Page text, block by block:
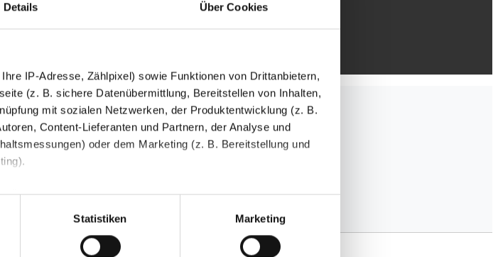
Details Über Cookies
IP-Adresse, Zählpixel) sowie Funktionen von Drittanbietern,
(z. B. sichere Datenübermittlung, Bereitstellen von Inhalten,
mit sozialen Netzwerken, der Produktentwicklung (z. B.
Content-Lieferanten und Partnern, der Analyse und
oder dem Marketing (z. B. Bereitstellung und
Über den Link "Cookies" am Seitenende können Sie mehr über
von Ihnen gewünschten Einstellungen vornehmen.
in die Verarbeitung Ihrer personenbezogenen Daten zu den
Statistiken Marketing